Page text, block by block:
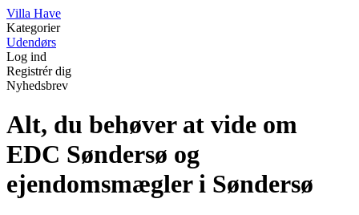
Villa Have
Kategorier
Udendørs
Log ind
Registrér dig
Nyhedsbrev
Alt, du behøver at vide om
EDC Søndersø og
ejendomsmægler i Søndersø